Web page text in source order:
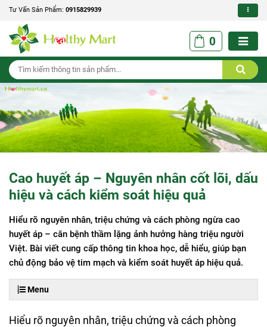
Tư Vấn Sản Phẩm: 0915829939
0
Cao huyết áp – Nguyên nhân cốt lõi, dấu
hiệu và cách kiểm soát hiệu quả
Hiểu rõ nguyên nhân, triệu chứng và cách phòng ngừa cao
huyết áp – căn bệnh thầm lặng ảnh hưởng hàng triệu người
Việt. Bài viết cung cấp thông tin khoa học, dễ hiểu, giúp bạn
chủ động bảo vệ tim mạch và kiểm soát huyết áp hiệu quả.
Menu
Hiểu rõ nguyên nhân, triệu chứng và cách phòng